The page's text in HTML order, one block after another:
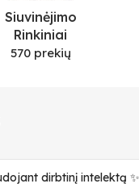
Siuvinėjimo
Rinkiniai
570 prekių